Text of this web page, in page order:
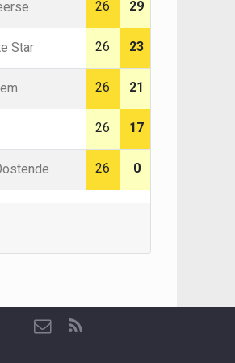
26 29
Star 26 23
26 21
26 17
26 0